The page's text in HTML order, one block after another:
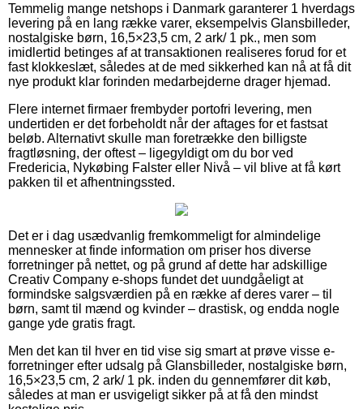
Temmelig mange netshops i Danmark garanterer 1 hverdags
levering på en lang række varer, eksempelvis Glansbilleder,
nostalgiske børn, 16,5×23,5 cm, 2 ark/ 1 pk., men som
imidlertid betinges af at transaktionen realiseres forud for et
fast klokkeslæt, således at de med sikkerhed kan nå at få dit
nye produkt klar forinden medarbejderne drager hjemad.
Flere internet firmaer frembyder portofri levering, men
undertiden er det forbeholdt når der aftages for et fastsat
beløb. Alternativt skulle man foretrække den billigste
fragtløsning, der oftest – ligegyldigt om du bor ved
Fredericia, Nykøbing Falster eller Nivå – vil blive at få kørt
pakken til et afhentningssted.
Det er i dag usædvanlig fremkommeligt for almindelige
mennesker at finde information om priser hos diverse
forretninger på nettet, og på grund af dette har adskillige
Creativ Company e-shops fundet det uundgåeligt at
formindske salgsværdien på en række af deres varer – til
børn, samt til mænd og kvinder – drastisk, og endda nogle
gange yde gratis fragt.
Men det kan til hver en tid vise sig smart at prøve visse e-
forretninger efter udsalg på Glansbilleder, nostalgiske børn,
16,5×23,5 cm, 2 ark/ 1 pk. inden du gennemfører dit køb,
således at man er usvigeligt sikker på at få den mindst